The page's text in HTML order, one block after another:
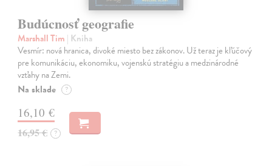
Budúcnosť geografie
Marshall Tim | Kniha
Vesmír: nová hranica, divoké miesto bez zákonov. Už teraz je kľúčový
pre komunikáciu, ekonomiku, vojenskú stratégiu a medzinárodné
vzťahy na Zemi.
Na sklade ?
16,10 €
16,95 € ?